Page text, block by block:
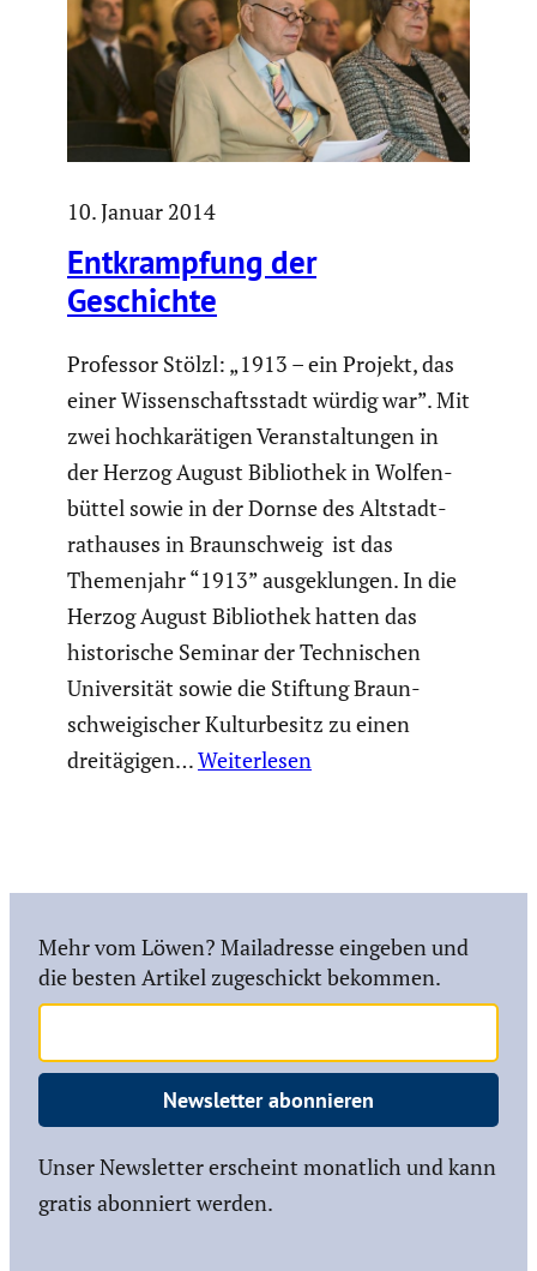
10. Januar 2014
Entkramp­fung der
Geschichte
Professor Stölzl: „1913 – ein Projekt, das
einer Wissen­schafts­stadt würdig war”. Mit
zwei hochka­rä­tigen Veran­stal­tungen in
der Herzog August Biblio­thek in Wolfen­
büttel sowie in der Dornse des Altstadt­
rat­hauses in Braun­schweig ist das
Themen­jahr “1913” ausge­klungen. In die
Herzog August Biblio­thek hatten das
histo­ri­sche Seminar der Techni­schen
Univer­sität sowie die Stiftung Braun­
schwei­gi­scher Kultur­be­sitz zu einen
dreitä­gigen…Weiterlesen
Mehr vom Löwen? Mailadresse eingeben und
die besten Artikel zugeschickt bekommen.
Newsletter abonnieren
Unser Newsletter erscheint monatlich und kann
gratis abonniert werden.